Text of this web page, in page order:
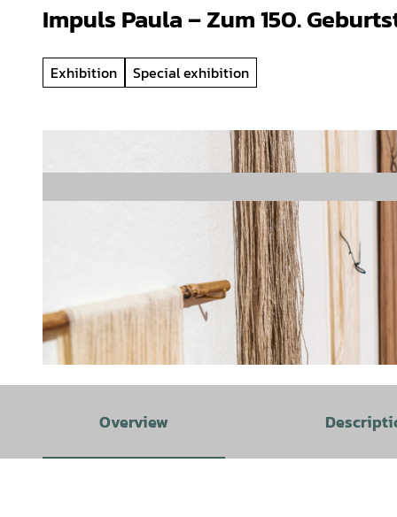
Impuls Paula – Zum 150.
Exhibition Special exhibition
Overview